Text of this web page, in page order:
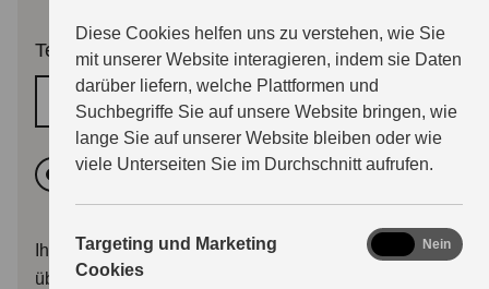
Diese Cookies helfen uns zu verstehen, wie Sie
mit unserer Website interagieren, indem sie Daten
darüber liefern, welche Plattformen und
Suchbegriffe Sie auf unsere Website bringen, wie
lange Sie auf unserer Website bleiben oder wie
viele Unterseiten Sie im Durchschnitt aufrufen.
Targeting und Marketing
Cookies
marketing
Nein
Terminwunsch *
Wunschtermin
Vormittags Nachmittags
Ihr Terminwunsch wird dem Händler mit Ihrer Anfrage
übermittelt. Sie erhalten im Anschluss entweder eine